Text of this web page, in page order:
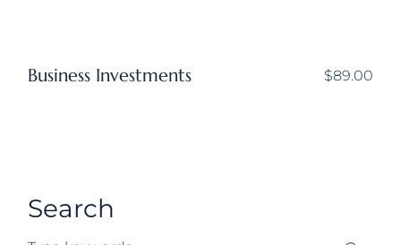
Business Investments $89.00
Search
Search